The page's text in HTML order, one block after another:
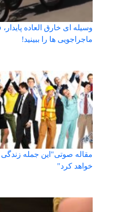
وسیله ای خارق العاده پایدار،
ماجراجویی ها را ببینید!
مقاله صوتی"این جمله
خواهد کرد"